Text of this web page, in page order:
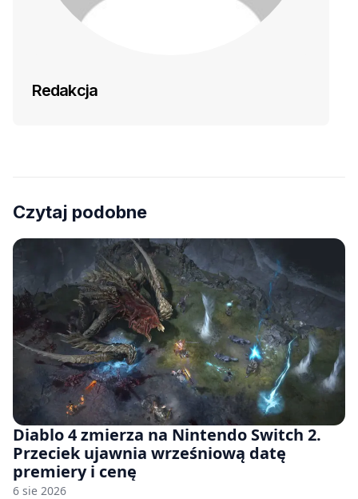
Redakcja
Czytaj podobne
Diablo 4 zmierza na Nintendo Switch 2.
Przeciek ujawnia wrześniową datę
premiery i cenę
6 sie 2026